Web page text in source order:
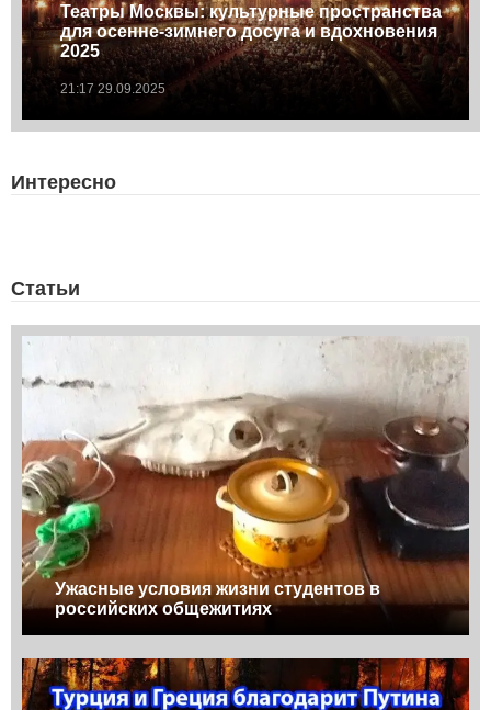
Театры Москвы: культурные пространства
для осенне-зимнего досуга и вдохновения
2025
21:17 29.09.2025
Интересно
Статьи
Ужасные условия жизни студентов в
российских общежитиях